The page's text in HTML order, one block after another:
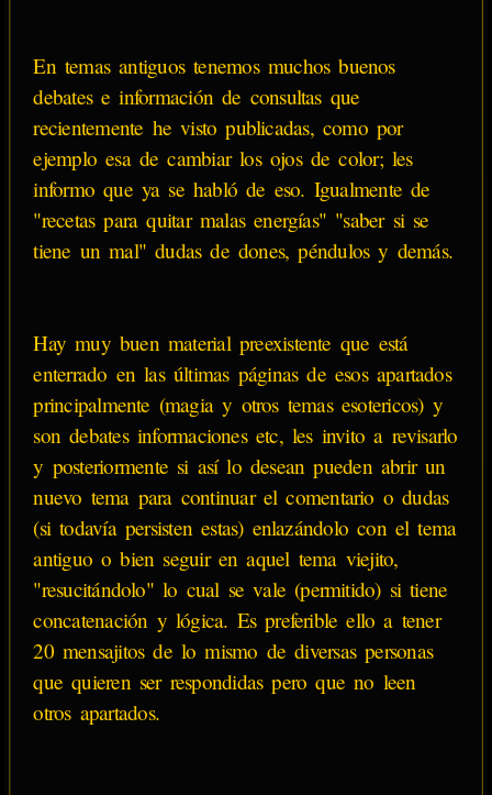
En temas antiguos tenemos muchos buenos
debates e información de consultas que
recientemente he visto publicadas, como por
ejemplo esa de cambiar los ojos de color; les
informo que ya se habló de eso. Igualmente de
"recetas para quitar malas energías" "saber si se
tiene un mal" dudas de dones, péndulos y demás.
Hay muy buen material preexistente que está
enterrado en las últimas páginas de esos apartados
principalmente (magia y otros temas esotericos) y
son debates informaciones etc, les invito a revisarlo
y posteriormente si así lo desean pueden abrir un
nuevo tema para continuar el comentario o dudas
(si todavía persisten estas) enlazándolo con el tema
antiguo o bien seguir en aquel tema viejito,
"resucitándolo" lo cual se vale (permitido) si tiene
concatenación y lógica. Es preferible ello a tener
20 mensajitos de lo mismo de diversas personas
que quieren ser respondidas pero que no leen
otros apartados.